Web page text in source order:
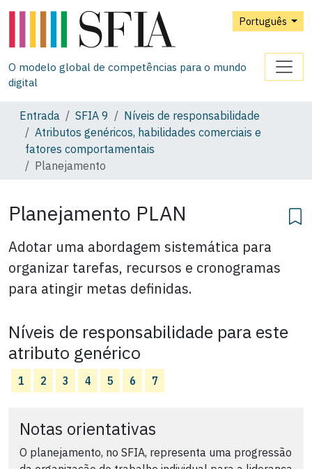
Português
O modelo global de competências para o mundo
digital
Entrada SFIA 9
Níveis de responsabilidade
Atributos genéricos, habilidades comerciais e
fatores comportamentais
Planejamento
Planejamento PLAN
Adotar uma abordagem sistemática para
organizar tarefas, recursos e cronogramas
para atingir metas definidas.
Níveis de responsabilidade para este
atributo genérico
1 2 3 4 5 6 7
Notas orientativas
O planejamento, no SFIA, representa uma progressão